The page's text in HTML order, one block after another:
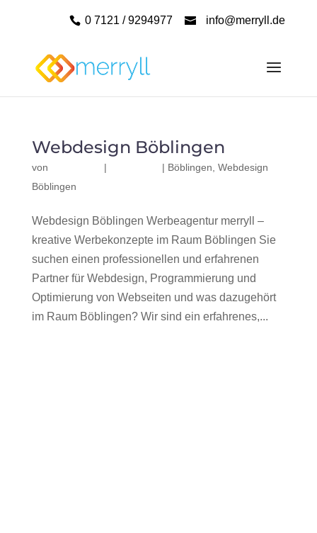
0 7121 / 9294977 info@merryll.de
Webdesign Böblingen
von | | Böblingen Webdesign
Böblingen
Webdesign Böblingen Werbeagentur merryll –
kreative Werbekonzepte im Raum Böblingen Sie
suchen einen professionellen und erfahrenen
Partner für Webdesign, Programmierung und
Optimierung von Webseiten und was dazugehört
im Raum Böblingen? Wir sind ein erfahrenes,...